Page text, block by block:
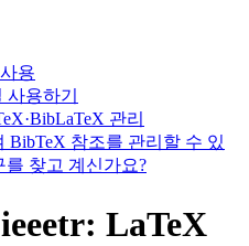
용
사용하기
관리
BibTeX 참조를 관리할 수 있
를 찾고 계신가요?
LaTeX